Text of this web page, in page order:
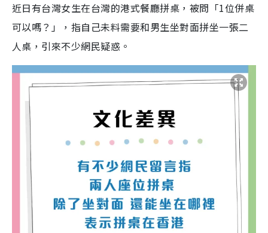
近日有台灣女生在台灣的港式餐廳拼桌，被問「1位併桌
可以嗎？」，指自己未料需要和男生坐對面拼坐一張二
人桌，引來不少網民疑惑。